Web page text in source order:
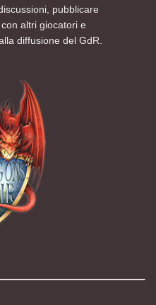
pubblicare
altri giocatori e
diffusione del GdR.